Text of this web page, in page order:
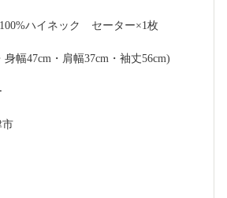
ハイネック　セーター×1枚
幅47cm・肩幅37cm・袖丈56cm)
市